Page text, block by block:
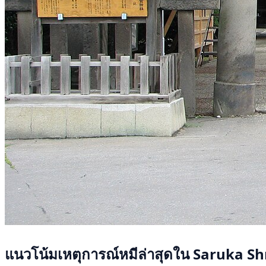
แนวโน้มเหตุการณ์หมีล่าสุดใน Saruka